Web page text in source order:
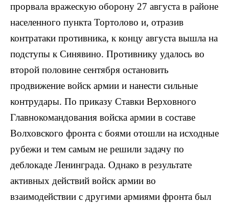
прорвала вражескую оборону 27 августа в районе
населенного пункта Тортолово и, отразив
контратаки противника, к концу августа вышла на
подступы к Синявино. Противнику удалось во
второй половине сентября остановить
продвижение войск армии и нанести сильные
контрудары. По приказу Ставки Верховного
Главнокомандования войска армии в составе
Волховского фронта с боями отошли на исходные
рубежи и тем самым не решили задачу по
деблокаде Ленинграда. Однако в результате
активных действий войск армии во
взаимодействии с другими армиями фронта был